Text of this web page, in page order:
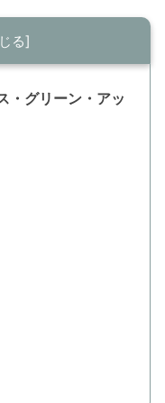
・グリーン・アッ